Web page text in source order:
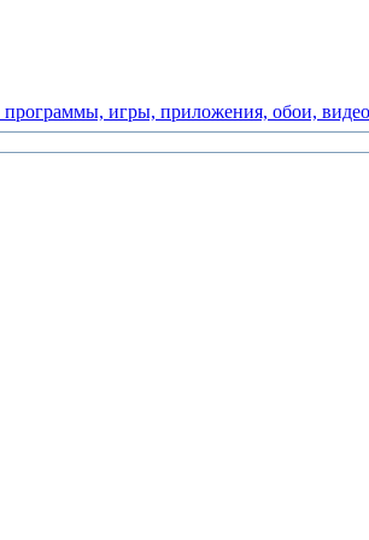
программы, игры, приложения, обои, видео